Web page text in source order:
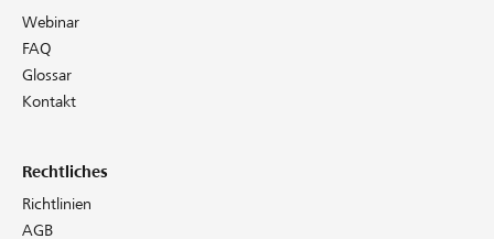
Webinar
FAQ
Glossar
Kontakt
Rechtliches
Richtlinien
AGB